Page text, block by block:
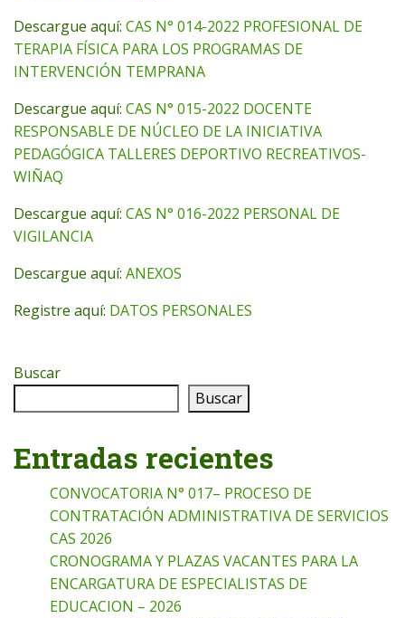
Descargue aquí: CAS N° 014-2022 PROFESIONAL DE
TERAPIA FÍSICA PARA LOS PROGRAMAS DE
INTERVENCIÓN TEMPRANA
Descargue aquí: CAS N° 015-2022 DOCENTE
RESPONSABLE DE NÚCLEO DE LA INICIATIVA
PEDAGÓGICA TALLERES DEPORTIVO RECREATIVOS-
WIÑAQ
Descargue aquí: CAS N° 016-2022 PERSONAL DE
VIGILANCIA
Descargue aquí: ANEXOS
Registre aquí: DATOS PERSONALES
Buscar
Buscar
Entradas recientes
CONVOCATORIA N° 017– PROCESO DE
CONTRATACIÓN ADMINISTRATIVA DE SERVICIOS
CAS 2026
CRONOGRAMA Y PLAZAS VACANTES PARA LA
ENCARGATURA DE ESPECIALISTAS DE
EDUCACION – 2026